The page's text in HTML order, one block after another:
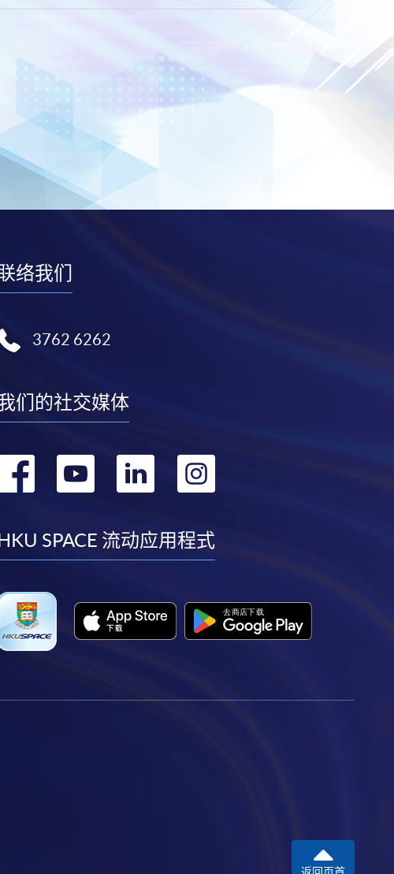
络我们
3762 6262
们的社交媒体
转
facebook
转
youtube
转
linkedin
转
instagram
SPACE 流动应用程式